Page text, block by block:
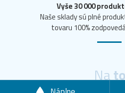
Vyše 30 000
Naše sklady sú plné
tovaru 100%
Na